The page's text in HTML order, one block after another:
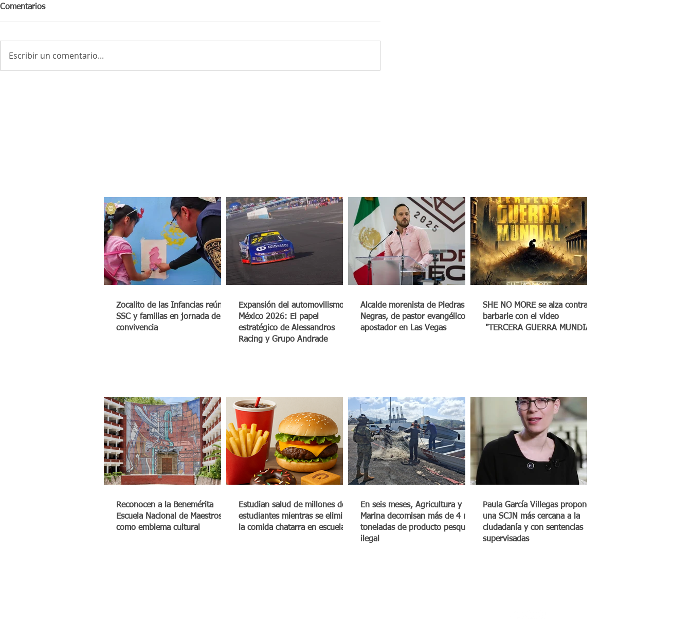
Comentarios
Escribir un comentario...
Zocalito de las Infancias reúne a
SSC y familias en jornada de
convivencia
Expansión del automovilismo en
México 2026: El papel
estratégico de Alessandros
Racing y Grupo Andrade
Alcalde morenista de Piedras
Negras, de pastor evangélico a
apostador en Las Vegas
SHE NO MORE se alza contra la
barbarie con el video
"TERCERA GUERRA MUNDIAL"
Reconocen a la Benemérita
Escuela Nacional de Maestros
como emblema cultural
Estudian salud de millones de
estudiantes mientras se elimina
la comida chatarra en escuelas
En seis meses, Agricultura y
Marina decomisan más de 4 mil
toneladas de producto pesquero
ilegal
Paula García Villegas propone
una SCJN más cercana a la
ciudadanía y con sentencias
supervisadas